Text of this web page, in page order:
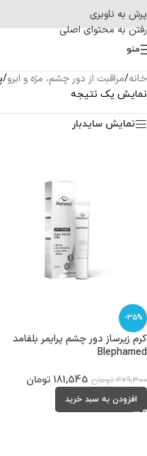
پرش به ناوبری
رفتن به محتوای اصلی
منو
خانه/مراقبت از دور چشم، مژه و ابرو/
نمایش یک نتیجه
نمایش سایدبار
-35%
کرم زیرساز دور چشم پرایمر بلفامد
Blephamed
279,300 تومان 181,545 تومان
افزودن به سبد خرید